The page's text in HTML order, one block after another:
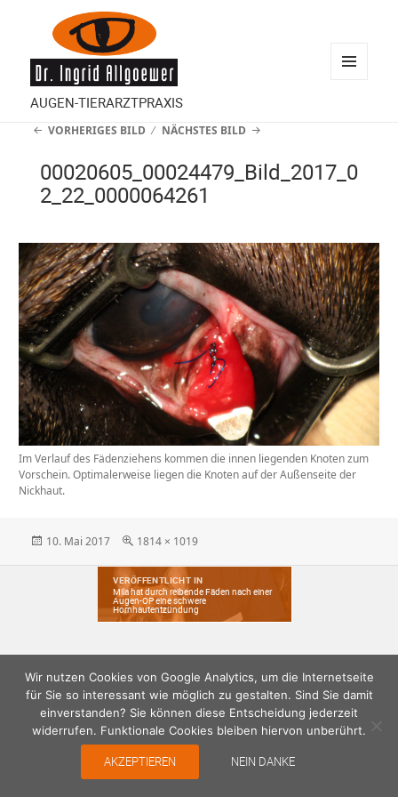
AUGEN-TIERARZTPRAXIS
VORHERIGES BILD NÄCHSTES BILD
00020605_00024479_Bild_2017_0
2_22_0000064261
Im Verlauf des Fädenziehens kommen die innen liegenden Knoten zum
Vorschein. Optimalerweise liegen die Knoten auf der Außenseite der
Nickhaut.
Veröffentlicht
10. Mai 2017 Originalgröße
1814 × 1019
VERÖFFENTLICHT IN
Mila hat durch reibende Fäden nach einer
Augen-OP eine schwere
Hornhautentzündung
Wir nutzen Cookies von Google Analytics, um die Internetseite
für Sie so interessant wie möglich zu gestalten. Sind Sie damit
einverstanden? Sie können diese Entscheidung jederzeit
widerrufen. Funktionale Cookies bleiben hiervon unberührt.
AKZEPTIEREN NEIN DANKE